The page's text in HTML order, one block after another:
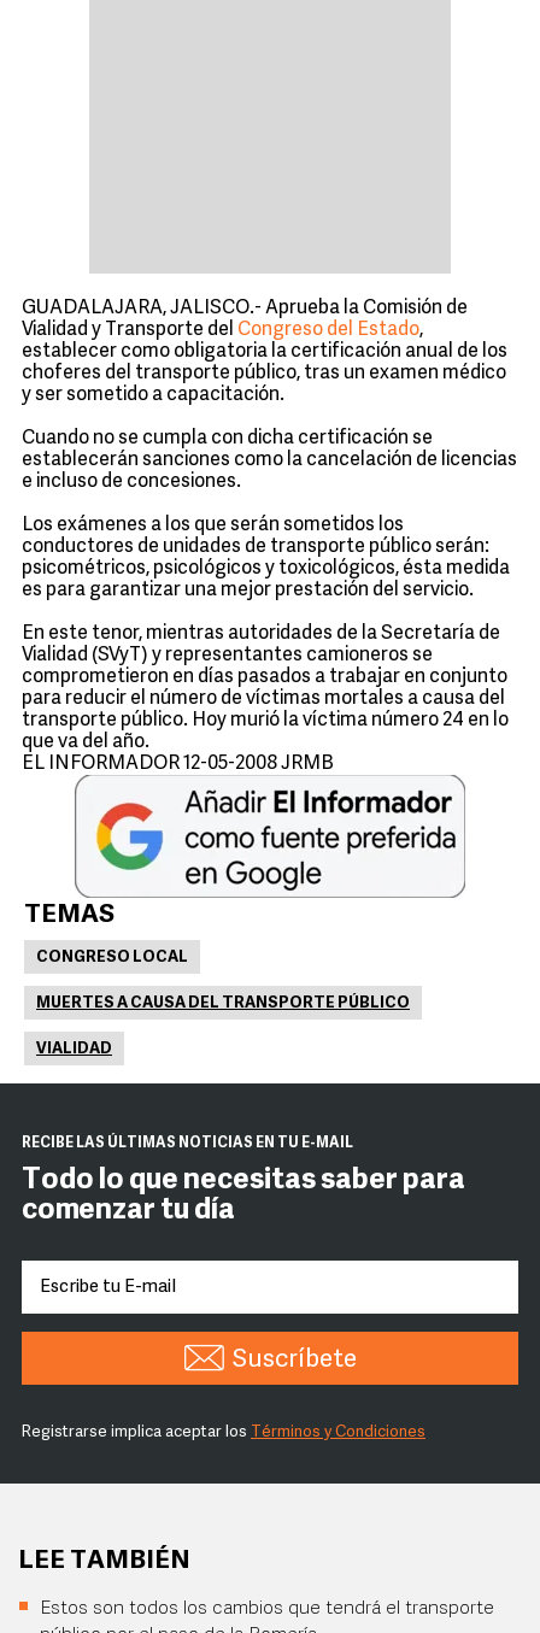
GUADALAJARA, JALISCO.- Aprueba la Comisión de
Vialidad y Transporte del Congreso del Estado,
establecer como obligatoria la certificación anual de los
choferes del transporte público, tras un examen médico
y ser sometido a capacitación.
Cuando no se cumpla con dicha certificación se
establecerán sanciones como la cancelación de licencias
e incluso de concesiones.
Los exámenes a los que serán sometidos los
conductores de unidades de transporte público serán:
psicométricos, psicológicos y toxicológicos, ésta medida
es para garantizar una mejor prestación del servicio.
En este tenor, mientras autoridades de la Secretaría de
Vialidad (SVyT) y representantes camioneros se
comprometieron en días pasados a trabajar en conjunto
para reducir el número de víctimas mortales a causa del
transporte público. Hoy murió la víctima número 24 en lo
que va del año.
EL INFORMADOR 12-05-2008 JRMB
TEMAS
CONGRESO LOCAL
MUERTES A CAUSA DEL TRANSPORTE PÚBLICO
VIALIDAD
RECIBE LAS ÚLTIMAS NOTICIAS EN TU E-MAIL
Todo lo que necesitas saber para
comenzar tu día
Suscríbete
Registrarse implica aceptar los Términos y Condiciones
LEE TAMBIÉN
Estos son todos los cambios que tendrá el transporte